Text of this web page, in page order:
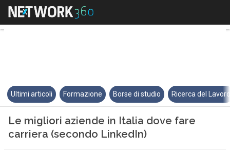
Le migliori aziende in Italia
Ultimi articoli Formazione Borse di studio Ricerca del
Le migliori aziende in Italia dove fare
carriera (secondo LinkedIn)